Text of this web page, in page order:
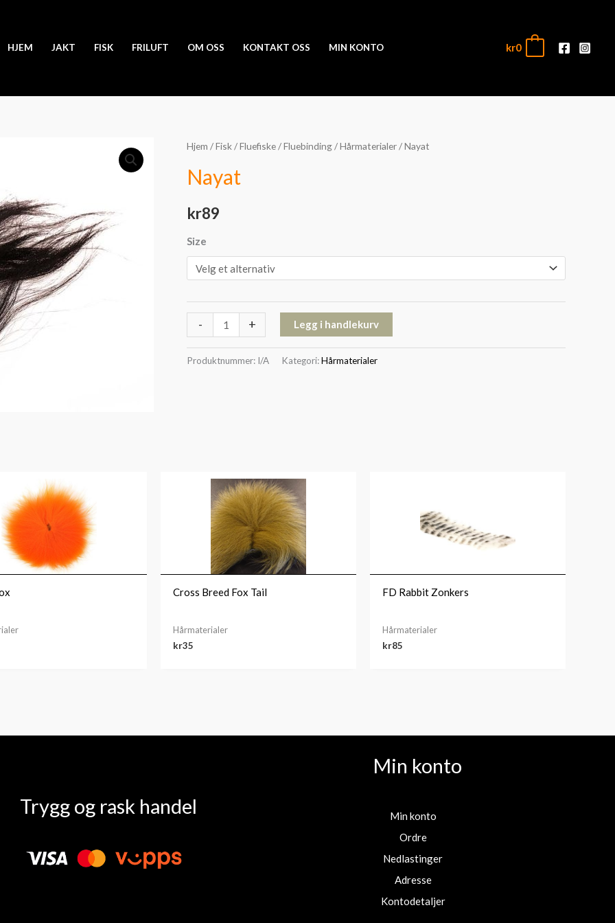
HJEM JAKT FISK FRILUFT OM OSS KONTAKT OSS MIN KONTO kr0
Hjem /Fisk/Fluefiske/Fluebinding/Hårmaterialer/ Nayat
Nayat
kr89
Size
-
Nayat
+ Legg i handlekurv
Produktnummer: I/A Kategori:Hårmaterialer
Cross Breed Fox Tail
Hårmaterialer
kr35
FD Rabbit Zonkers
Hårmaterialer
kr85
Trygg og rask handel
Min konto
Min konto
Ordre
Nedlastinger
Adresse
Kontodetaljer